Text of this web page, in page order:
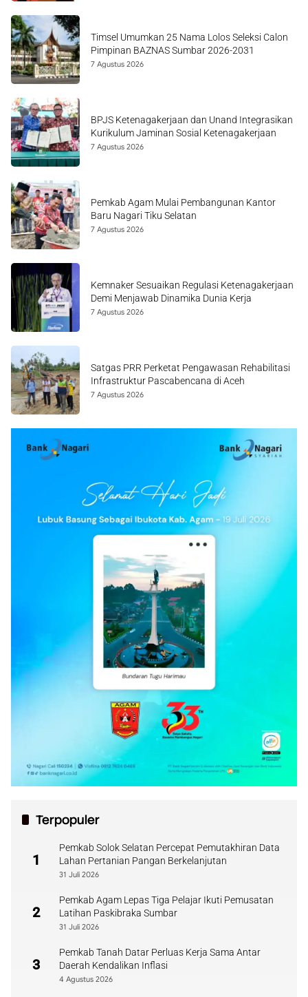
Timsel Umumkan 25 Nama Lolos Seleksi Calon
Pimpinan BAZNAS Sumbar 2026-2031
7 Agustus 2026
BPJS Ketenagakerjaan dan Unand Integrasikan
Kurikulum Jaminan Sosial Ketenagakerjaan
7 Agustus 2026
Pemkab Agam Mulai Pembangunan Kantor
Baru Nagari Tiku Selatan
7 Agustus 2026
Kemnaker Sesuaikan Regulasi Ketenagakerjaan
Demi Menjawab Dinamika Dunia Kerja
7 Agustus 2026
Satgas PRR Perketat Pengawasan Rehabilitasi
Infrastruktur Pascabencana di Aceh
7 Agustus 2026
Terpopuler
1
Pemkab Solok Selatan Percepat Pemutakhiran Data
Lahan Pertanian Pangan Berkelanjutan
31 Juli 2026
2
Pemkab Agam Lepas Tiga Pelajar Ikuti Pemusatan
Latihan Paskibraka Sumbar
31 Juli 2026
3
Pemkab Tanah Datar Perluas Kerja Sama Antar
Daerah Kendalikan Inflasi
4 Agustus 2026